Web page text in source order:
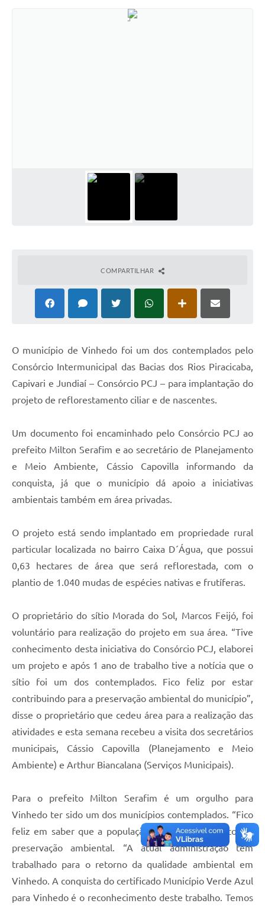
Sistema de Protocolo
Contratos
Carta de Serviços
Arquivos para Download
Galeria de Vídeos
Contas Públicas
Legislação
Links Úteis
Serviços Online
COMPARTILHAR
O município de Vinhedo foi um dos contemplados pelo
Consórcio Intermunicipal das Bacias dos Rios Piracicaba,
Capivari e Jundiaí – Consórcio PCJ – para implantação do
projeto de reflorestamento ciliar e de nascentes.
Um documento foi encaminhado pelo Consórcio PCJ ao
prefeito Milton Serafim e ao secretário de Planejamento
e Meio Ambiente, Cássio Capovilla informando da
conquista, já que o município dá apoio a iniciativas
ambientais também em área privadas.
O projeto está sendo implantado em propriedade rural
particular localizada no bairro Caixa D´Água, que possui
0,63 hectares de área que será reflorestada, com o
plantio de 1.040 mudas de espécies nativas e frutíferas.
O proprietário do sítio Morada do Sol, Marcos Feijó, foi
voluntário para realização do projeto em sua área. “Tive
conhecimento desta iniciativa do Consórcio PCJ, elaborei
um projeto e após 1 ano de trabalho tive a notícia que o
sítio foi um dos contemplados. Fico feliz por estar
contribuindo para a preservação ambiental do município”,
disse o proprietário que cedeu área para a realização das
atividades e esta semana recebeu a visita dos secretários
municipais, Cássio Capovilla (Planejamento e Meio
Ambiente) e Arthur Biancalana (Serviços Municipais).
Para o prefeito Milton Serafim é um orgulho para
Vinhedo ter sido um dos municípios contemplados. “Fico
feliz em saber que a população está preocupada com a
preservação ambiental. “A atual administração tem
trabalhado para o retorno da qualidade ambiental em
Vinhedo. A conquista do certificado Município Verde Azul
para Vinhedo é o reconhecimento deste trabalho. Temos